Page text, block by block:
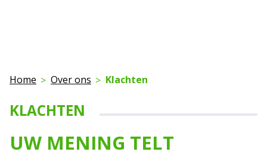
Home Over ons Klachten
KLACHTEN
UW MENING TELT